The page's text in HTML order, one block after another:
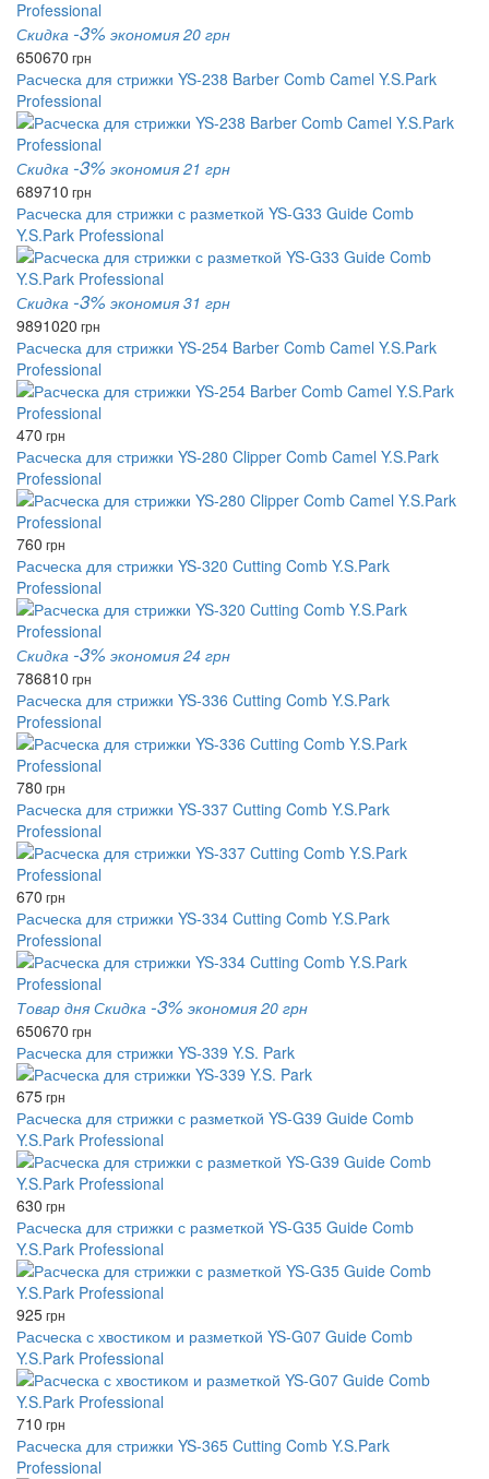
Скидка -3% экономия 20 грн
650670 грн
Расческа для стрижки YS-238 Barber Comb Camel Y.S.Park
Professional
Скидка -3% экономия 21 грн
689710 грн
Расческа для стрижки с разметкой YS-G33 Guide Comb
Y.S.Park Professional
Скидка -3% экономия 31 грн
9891020 грн
Расческа для стрижки YS-254 Barber Comb Camel Y.S.Park
Professional
470 грн
Расческа для стрижки YS-280 Clipper Comb Camel Y.S.Park
Professional
760 грн
Расческа для стрижки YS-320 Cutting Comb Y.S.Park
Professional
Скидка -3% экономия 24 грн
786810 грн
Расческа для стрижки YS-336 Cutting Comb Y.S.Park
Professional
780 грн
Расческа для стрижки YS-337 Cutting Comb Y.S.Park
Professional
670 грн
Расческа для стрижки YS-334 Cutting Comb Y.S.Park
Professional
Товар дня Скидка -3% экономия 20 грн
650670 грн
Расческа для стрижки YS-339 Y.S. Park
675грн
Расческа для стрижки с разметкой YS-G39 Guide Comb
Y.S.Park Professional
630 грн
Расческа для стрижки с разметкой YS-G35 Guide Comb
Y.S.Park Professional
925грн
Расческа с хвостиком и разметкой YS-G07 Guide Comb
Y.S.Park Professional
710 грн
Расческа для стрижки YS-365 Cutting Comb Y.S.Park
Professional